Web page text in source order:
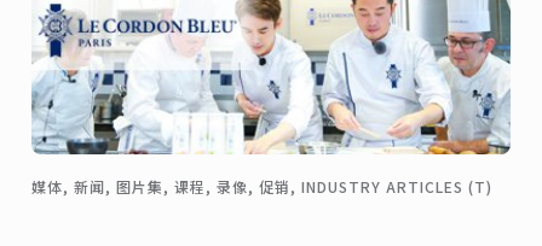
媒体, 新闻, 图片集, 课程, 录像, 促销, INDUSTRY ARTICLES (T)